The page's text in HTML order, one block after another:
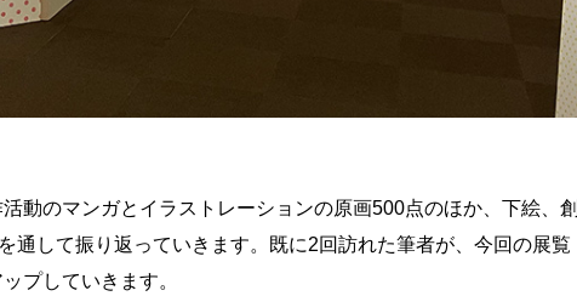
動のマンガとイラストレーションの原画500点のほか、下絵、創
通して振り返っていきます。既に2回訪れた筆者が、今回の展覧
プしていきます。